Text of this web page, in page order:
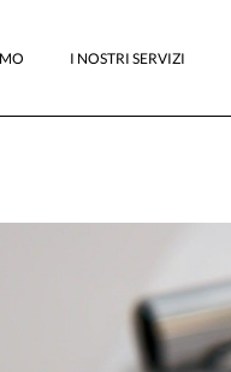
I NOSTRI SERVIZI